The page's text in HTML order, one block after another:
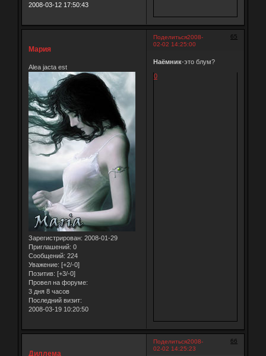
2008-03-12 17:50:43
Поделиться 65
2008-
02-02 14:25:00
Мария
Alea jacta est
Зарегистрирован: 2008-01-29
Приглашений: 0
Сообщений: 224
Уважение: [+2/-0]
Позитив: [+3/-0]
Провел на форуме:
3 дня 8 часов
Последний визит:
2008-03-19 10:20:50
Наёмник-это блум?
0
Поделиться 66
2008-
02-02 14:25:23
Диллема